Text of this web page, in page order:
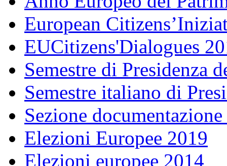
European
EUCitizens'Dialogues
Semestre di Presidenza
Semestre italiano di
Sezione
Elezioni Europee 2019
Elezioni europee 2014